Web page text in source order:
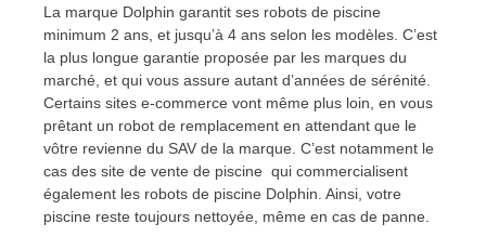
La marque Dolphin garantit ses robots de piscine
minimum 2 ans, et jusqu’à 4 ans selon les modèles. C’est
la plus longue garantie proposée par les marques du
marché, et qui vous assure autant d’années de sérénité.
Certains sites e-commerce vont même plus loin, en vous
prêtant un robot de remplacement en attendant que le
vôtre revienne du SAV de la marque. C’est notamment le
cas des site de vente de piscine qui commercialisent
également les robots de piscine Dolphin. Ainsi, votre
piscine reste toujours nettoyée, même en cas de panne.